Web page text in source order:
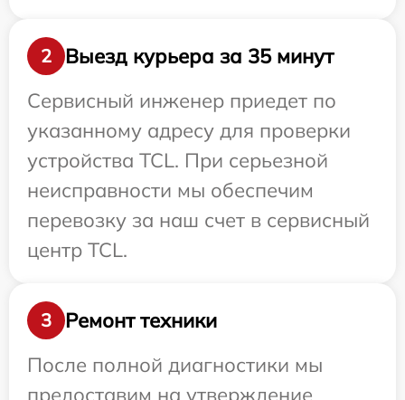
2
Выезд курьера за 35 минут
Сервисный инженер приедет по
указанному адресу для проверки
устройства TCL. При серьезной
неисправности мы обеспечим
перевозку за наш счет в сервисный
центр TCL.
3
Ремонт техники
После полной диагностики мы
предоставим на утверждение